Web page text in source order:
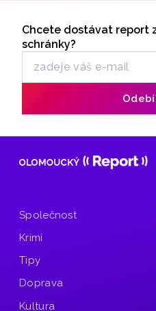
Odběr
Chcete dostávat report
schránky?
Společnost
Krimi
Tipy
Doprava
Kultura